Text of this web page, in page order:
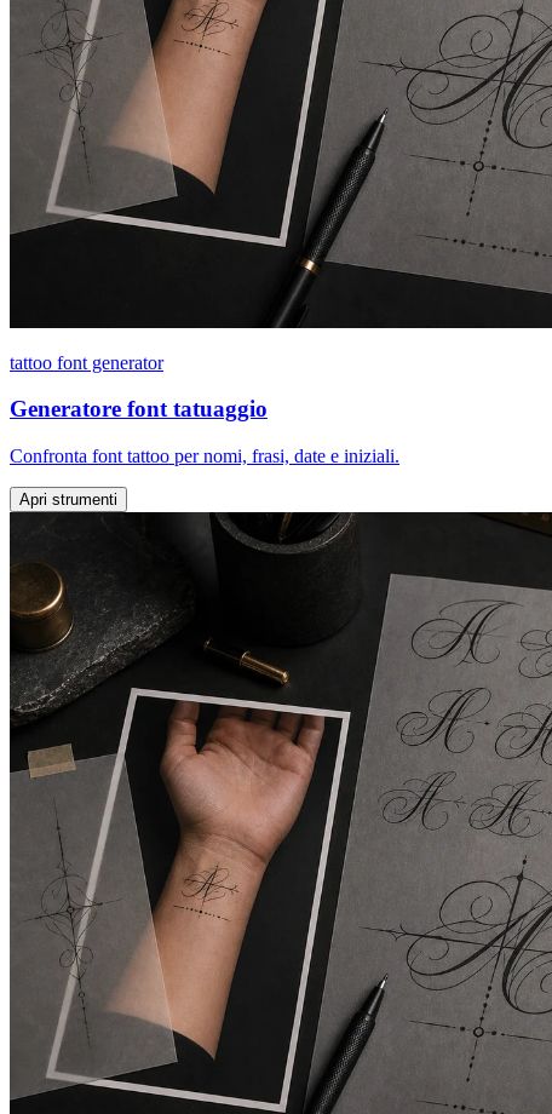
tattoo font generator
Generatore font tatuaggio
Confronta font tattoo per nomi, frasi, date e iniziali.
Apri strumenti